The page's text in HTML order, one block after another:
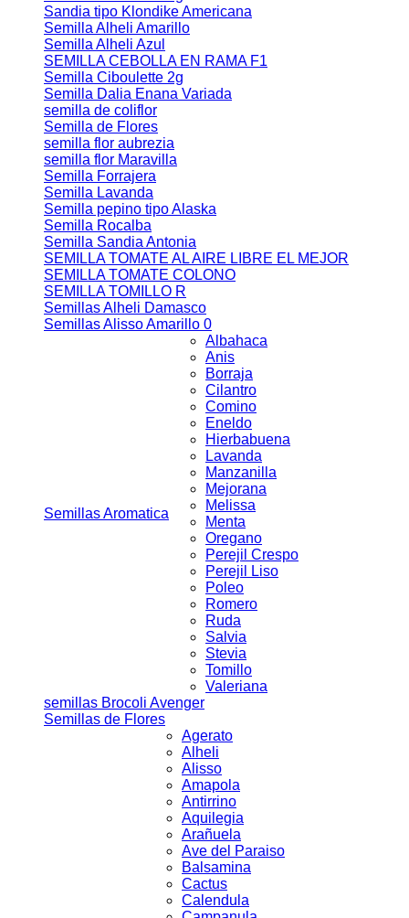
Sandia tipo Klondike Americana
Semilla Alheli Amarillo
Semilla Alheli Azul
SEMILLA CEBOLLA EN RAMA F1
Semilla Ciboulette 2g
Semilla Dalia Enana Variada
semilla de coliflor
Semilla de Flores
semilla flor aubrezia
semilla flor Maravilla
Semilla Forrajera
Semilla Lavanda
Semilla pepino tipo Alaska
Semilla Rocalba
Semilla Sandia Antonia
SEMILLA TOMATE AL AIRE LIBRE EL MEJOR
SEMILLA TOMATE COLONO
SEMILLA TOMILLO R
Semillas Alheli Damasco
Semillas Alisso Amarillo 0
Semillas Aromatica
Albahaca
Anis
Borraja
Cilantro
Comino
Eneldo
Hierbabuena
Lavanda
Manzanilla
Mejorana
Melissa
Menta
Oregano
Perejil Crespo
Perejil Liso
Poleo
Romero
Ruda
Salvia
Stevia
Tomillo
Valeriana
semillas Brocoli Avenger
Semillas de Flores
Agerato
Alheli
Alisso
Amapola
Antirrino
Aquilegia
Arañuela
Ave del Paraiso
Balsamina
Cactus
Calendula